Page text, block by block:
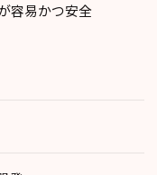
容易かつ安全